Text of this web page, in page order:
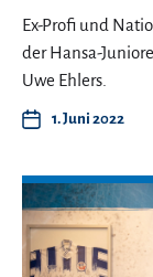
Ex-Profi und
der Hansa-
Uwe Ehlers.
1. Juni 2022